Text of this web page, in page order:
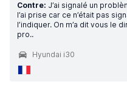
Contre: J’ai signalé un
l’ai prise car ce n’était pas
l’indiquer. On m’a dit vous le
pro..
Hyundai i30